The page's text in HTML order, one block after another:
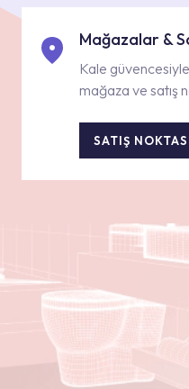
Mağazalar &
Kale
mağaza ve satış
SATIŞ